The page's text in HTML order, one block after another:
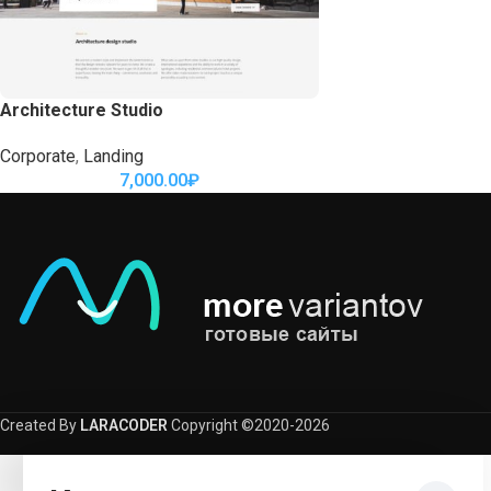
Architecture Studio
Corporate, Landing
7,000.00₽
Created By LARACODER Copyright ©2020-2026